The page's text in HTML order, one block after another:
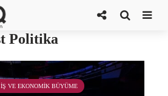
Politika
VE EKONOMIK BÜYÜME